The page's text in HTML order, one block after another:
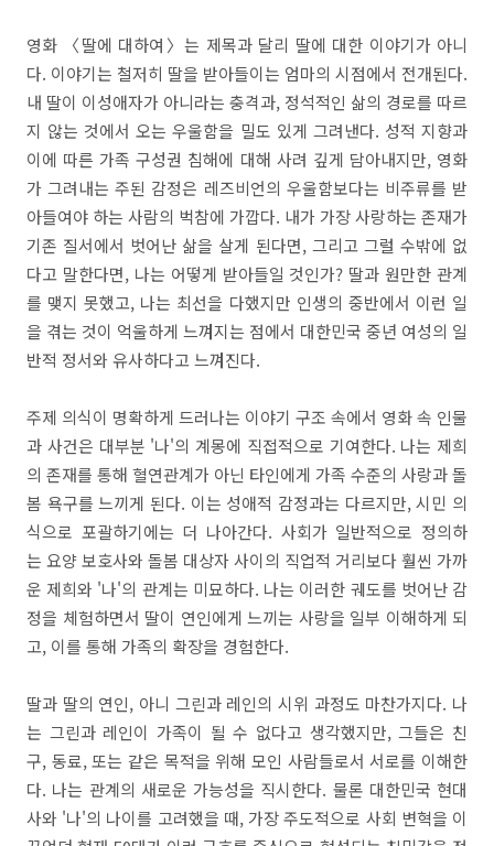
영화 〈딸에 대하여〉는 제목과 달리 딸에 대한 이야기가 아니
다. 이야기는 철저히 딸을 받아들이는 엄마의 시점에서 전개된다.
내 딸이 이성애자가 아니라는 충격과, 정석적인 삶의 경로를 따르
지 않는 것에서 오는 우울함을 밀도 있게 그려낸다. 성적 지향과
이에 따른 가족 구성권 침해에 대해 사려 깊게 담아내지만, 영화
가 그려내는 주된 감정은 레즈비언의 우울함보다는 비주류를 받
아들여야 하는 사람의 벅참에 가깝다. 내가 가장 사랑하는 존재가
기존 질서에서 벗어난 삶을 살게 된다면, 그리고 그럴 수밖에 없
다고 말한다면, 나는 어떻게 받아들일 것인가? 딸과 원만한 관계
를 맺지 못했고, 나는 최선을 다했지만 인생의 중반에서 이런 일
을 겪는 것이 억울하게 느껴지는 점에서 대한민국 중년 여성의 일
반적 정서와 유사하다고 느껴진다.
주제 의식이 명확하게 드러나는 이야기 구조 속에서 영화 속 인물
과 사건은 대부분 '나'의 계몽에 직접적으로 기여한다. 나는 제희
의 존재를 통해 혈연관계가 아닌 타인에게 가족 수준의 사랑과 돌
봄 욕구를 느끼게 된다. 이는 성애적 감정과는 다르지만, 시민 의
식으로 포괄하기에는 더 나아간다. 사회가 일반적으로 정의하
는 요양 보호사와 돌봄 대상자 사이의 직업적 거리보다 훨씬 가까
운 제희와 '나'의 관계는 미묘하다. 나는 이러한 궤도를 벗어난 감
정을 체험하면서 딸이 연인에게 느끼는 사랑을 일부 이해하게 되
고, 이를 통해 가족의 확장을 경험한다.
딸과 딸의 연인, 아니 그린과 레인의 시위 과정도 마찬가지다. 나
는 그린과 레인이 가족이 될 수 없다고 생각했지만, 그들은 친
구, 동료, 또는 같은 목적을 위해 모인 사람들로서 서로를 이해한
다. 나는 관계의 새로운 가능성을 직시한다. 물론 대한민국 현대
사와 '나'의 나이를 고려했을 때, 가장 주도적으로 사회 변혁을 이